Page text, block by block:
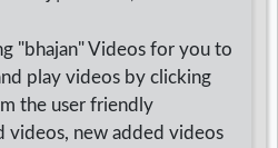
"bhajan" Videos for you to
play videos by clicking
the user friendly
videos, new added videos